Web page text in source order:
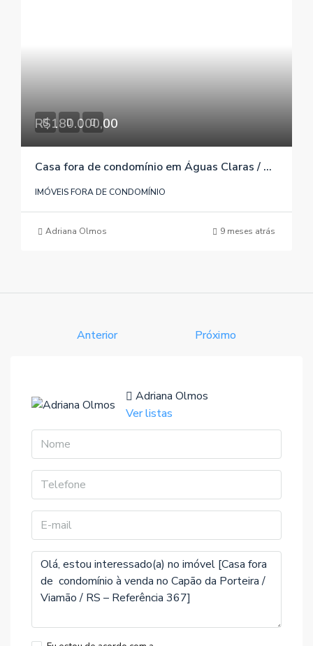
R$180.000,00
Casa fora de condomínio em Águas Claras / Viamão / RS, referência 052
IMÓVEIS FORA DE CONDOMÍNIO
Adriana Olmos 9 meses atrás
Anterior Próximo
Adriana Olmos
Ver listas